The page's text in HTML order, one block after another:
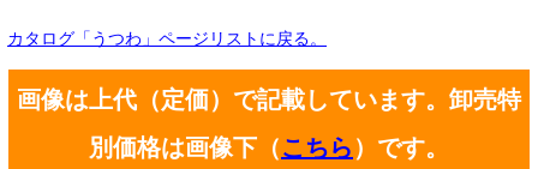
カタログ「うつわ」ページリストに戻る。
画像は上代（定価）で記載しています。卸売特
別価格は画像下（こちら ）です。